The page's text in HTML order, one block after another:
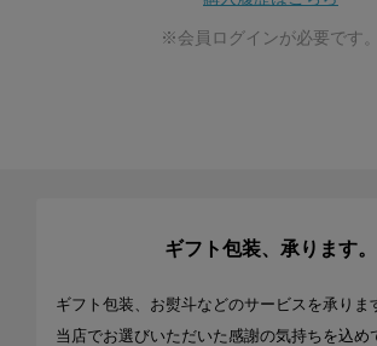
※会員ログインが必要です。
ギフト包装、承ります。
ギフト包装、お熨斗などのサービスを承りま
当店でお選びいただいた感謝の気持ちを込め